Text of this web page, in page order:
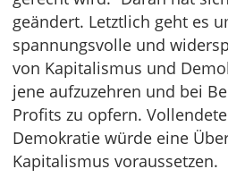
geändert. Letztlich geht es
spannungsvolle und
von Kapitalismus und
jene aufzuzehren und bei
Profits zu opfern.
Demokratie würde eine
Kapitalismus voraussetzen.